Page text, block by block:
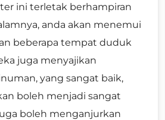
ini terletak berhampiran
anda akan menemui
beberapa tempat duduk
juga menyajikan
yang sangat baik,
boleh menjadi sangat
boleh menganjurkan